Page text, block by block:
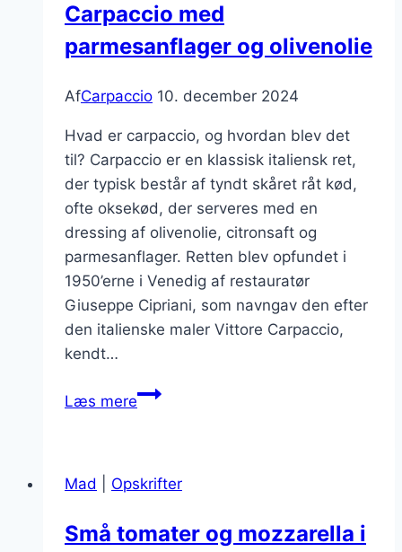
smagfulde
ingredienser
Carpaccio med
parmesanflager og olivenolie
AfCarpaccio 10. december 2024
Hvad er carpaccio, og hvordan blev det
til? Carpaccio er en klassisk italiensk ret,
der typisk består af tyndt skåret råt kød,
ofte oksekød, der serveres med en
dressing af olivenolie, citronsaft og
parmesanflager. Retten blev opfundet i
1950’erne i Venedig af restauratør
Giuseppe Cipriani, som navngav den efter
den italienske maler Vittore Carpaccio,
kendt…
Læs mereCarpaccio
olivenolie
Mad Opskrifter
Små tomater og mozzarella i